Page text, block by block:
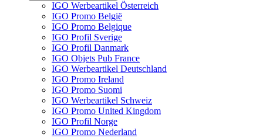
IGO Werbeartikel Österreich
IGO Promo België
IGO Promo Belgique
IGO Profil Sverige
IGO Profil Danmark
IGO Objets Pub France
IGO Werbeartikel Deutschland
IGO Promo Ireland
IGO Promo Suomi
IGO Werbeartikel Schweiz
IGO Promo United Kingdom
IGO Profil Norge
IGO Promo Nederland